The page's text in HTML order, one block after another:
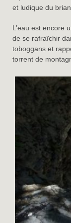
et ludique du
L’eau est encore
de se rafraîchir
toboggans et
torrent de